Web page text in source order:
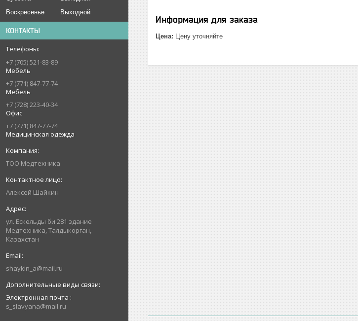
Воскресенье
Выходной
КОНТАКТЫ
+7 (705) 521-83-89
Мебель
+7 (771) 847-77-74
Мебель
+7 (728) 223-40-34
Офис
+7 (771) 847-77-74
Медицинская одежда
ТОО Медтехника
Алексей Шайкин
ул. Ескельды би 281 здание
Медтехника, Талдыкорган,
Казахстан
shaykin_a@mail.ru
Электронная почта
s_slavyana@mail.ru
Информация для заказа
Цена: Цену уточняйте